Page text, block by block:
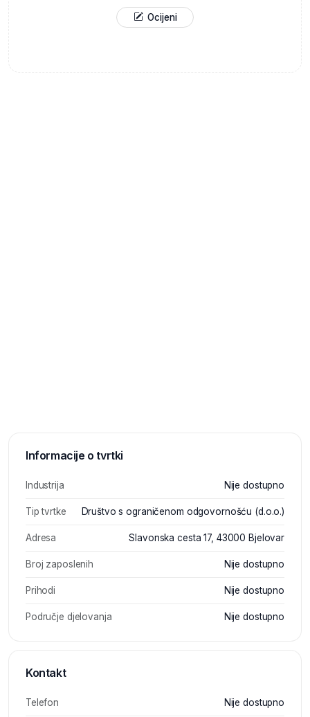
Ocijeni
Informacije o tvrtki
Industrija Nije dostupno
Tip tvrtke Društvo s ograničenom odgovornošću (d.o.o.)
Adresa Slavonska cesta 17, 43000 Bjelovar
Broj zaposlenih Nije dostupno
Prihodi Nije dostupno
Područje djelovanja Nije dostupno
Kontakt
Telefon Nije dostupno